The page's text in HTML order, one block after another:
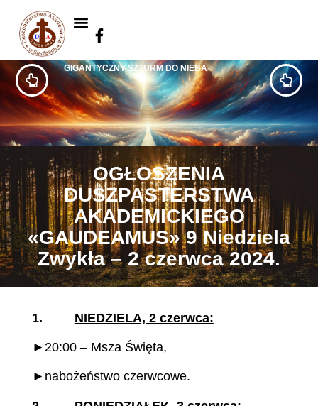
GIGANTYCZNY SZTURM DO NIEBA
OGŁOSZENIA
DUSZPASTERSTWA
AKADEMICKIEGO
«GAUDEAMUS» 9 Niedziela
Zwykła – 2 czerwca 2024.
1. NIEDZIELA, 2 czerwca:
►20:00 – Msza Święta,
►nabożeństwo czerwcowe.